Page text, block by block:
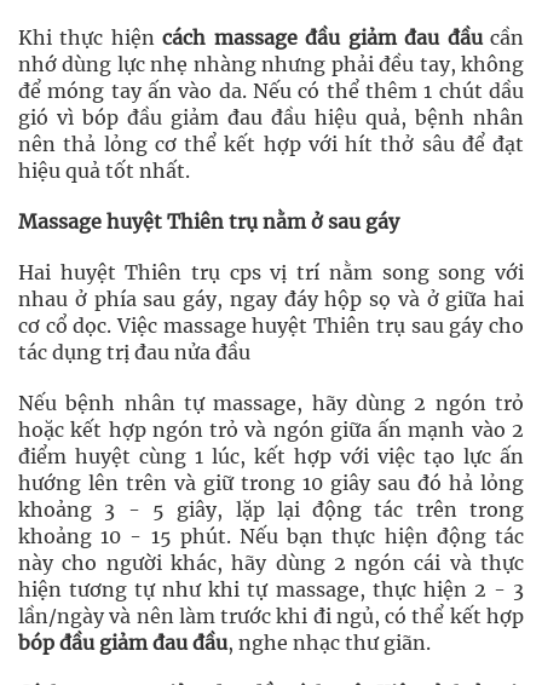
Khi thực hiệncách massage đầu giảm đau đầucần
nhớ dùng lực nhẹ nhàng nhưng phải đều tay, không
để móng tay ấn vào da. Nếu có thể thêm 1 chút dầu
gió vì bóp đầu giảm đau đầu hiệu quả, bệnh nhân
nên thả lỏng cơ thể kết hợp với hít thở sâu để đạt
hiệu quả tốt nhất.
Massage huyệt Thiên trụ nằm ở sau gáy
Hai huyệt Thiên trụ cps vị trí nằm song song với
nhau ở phía sau gáy, ngay đáy hộp sọ và ở giữa hai
cơ cổ dọc. Việc massage huyệt Thiên trụ sau gáy cho
tác dụng trị đau nửa đầu
Nếu bệnh nhân tự massage, hãy dùng 2 ngón trỏ
hoặc kết hợp ngón trỏ và ngón giữa ấn mạnh vào 2
điểm huyệt cùng 1 lúc, kết hợp với việc tạo lực ấn
hướng lên trên và giữ trong 10 giây sau đó hả lỏng
khoảng 3 - 5 giây, lặp lại động tác trên trong
khoảng 10 - 15 phút. Nếu bạn thực hiện động tác
này cho người khác, hãy dùng 2 ngón cái và thực
hiện tương tự như khi tự massage, thực hiện 2 - 3
lần/ngày và nên làm trước khi đi ngủ, có thể kết hợp
bóp đầu giảm đau đầu, nghe nhạc thư giãn.